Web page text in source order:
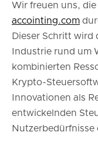
Wir freuen uns,
accointing.com
Dieser Schritt wird
Industrie rund um
kombinierten
Krypto-
Innovationen als
entwickelnden
Nutzerbedürfnisse